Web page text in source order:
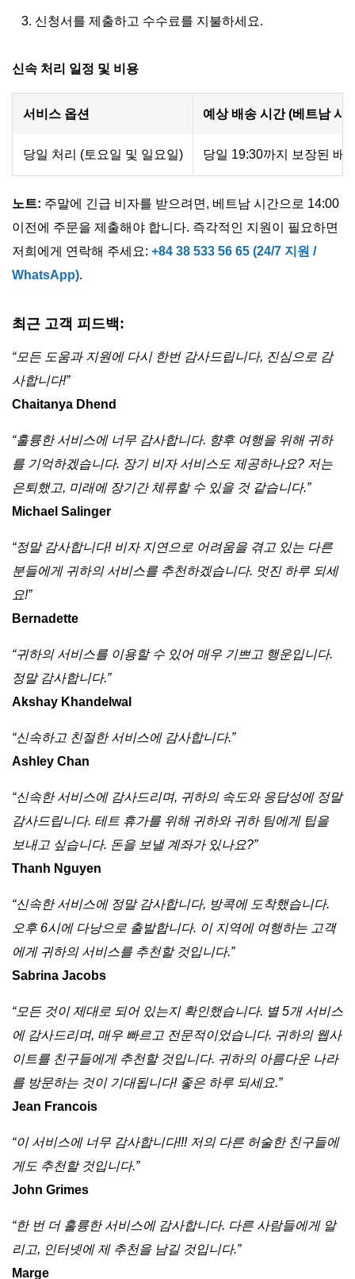
신청서를 제출하고 수수료를 지불하세요.
신속 처리 일정 및 비용
서비스 옵션 예상 배송 시간 (베트남 시
당일 처리 (토요일 및 일요일) 당일 19:30까지 보장된 배
노트: 주말에 긴급 비자를 받으려면, 베트남 시간으로 14:00
이전에 주문을 제출해야 합니다. 즉각적인 지원이 필요하면
저희에게 연락해 주세요: +84 38 533 56 65 (24/7 지원 /
WhatsApp).
최근 고객 피드백:
“모든 도움과 지원에 다시 한번 감사드립니다, 진심으로 감
사합니다!”
Chaitanya Dhend
“훌륭한 서비스에 너무 감사합니다. 향후 여행을 위해 귀하
를 기억하겠습니다. 장기 비자 서비스도 제공하나요? 저는
은퇴했고, 미래에 장기간 체류할 수 있을 것 같습니다.”
Michael Salinger
“정말 감사합니다! 비자 지연으로 어려움을 겪고 있는 다른
분들에게 귀하의 서비스를 추천하겠습니다. 멋진 하루 되세
요!”
Bernadette
“귀하의 서비스를 이용할 수 있어 매우 기쁘고 행운입니다.
정말 감사합니다.”
Akshay Khandelwal
“신속하고 친절한 서비스에 감사합니다.”
Ashley Chan
“신속한 서비스에 감사드리며, 귀하의 속도와 응답성에 정말
감사드립니다. 테트 휴가를 위해 귀하와 귀하 팀에게 팁을
보내고 싶습니다. 돈을 보낼 계좌가 있나요?”
Thanh Nguyen
“신속한 서비스에 정말 감사합니다, 방콕에 도착했습니다.
오후 6시에 다낭으로 출발합니다. 이 지역에 여행하는 고객
에게 귀하의 서비스를 추천할 것입니다.”
Sabrina Jacobs
“모든 것이 제대로 되어 있는지 확인했습니다. 별 5개 서비스
에 감사드리며, 매우 빠르고 전문적이었습니다. 귀하의 웹사
이트를 친구들에게 추천할 것입니다. 귀하의 아름다운 나라
를 방문하는 것이 기대됩니다! 좋은 하루 되세요.”
Jean Francois
“이 서비스에 너무 감사합니다!!! 저의 다른 허술한 친구들에
게도 추천할 것입니다.”
John Grimes
“한 번 더 훌륭한 서비스에 감사합니다. 다른 사람들에게 알
리고, 인터넷에 제 추천을 남길 것입니다.”
Marge